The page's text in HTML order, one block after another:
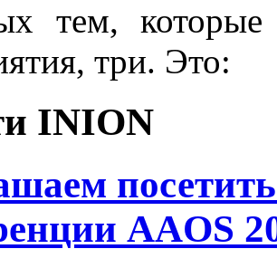
тем,
три. Это:
INION
AAOS